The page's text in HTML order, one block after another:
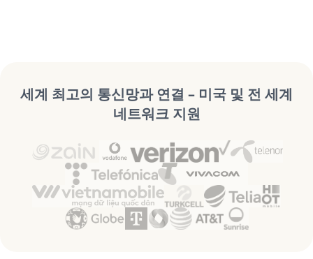
세계 최고의 통신망과 연결 – 미국 및 전 세계
네트워크 지원